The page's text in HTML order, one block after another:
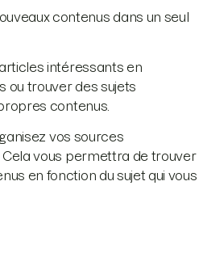
contenus dans un seul
intéressants en
ou trouver des sujets
contenus.
vos sources
vous permettra de trouver
en fonction du sujet qui vous